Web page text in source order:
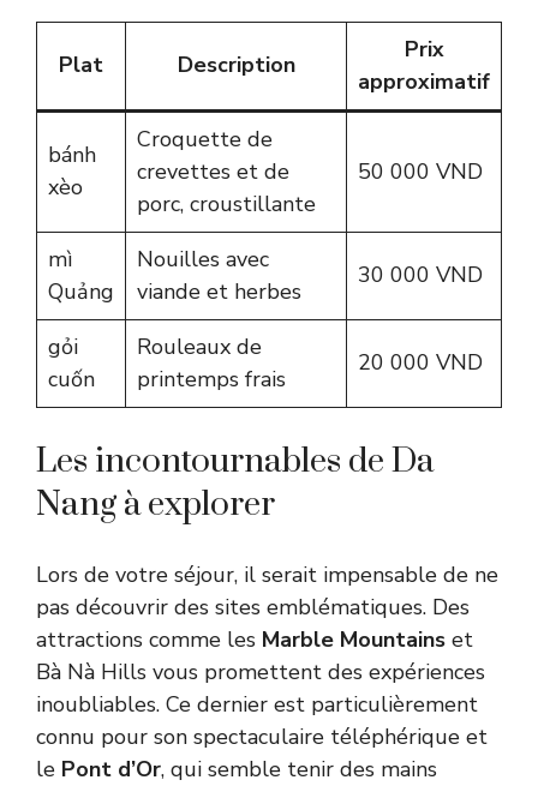
Plat Description
Prix
approximatif
bánh
xèo
Croquette de
crevettes et de
porc, croustillante
50 000 VND
mì
Quảng
Nouilles avec
viande et herbes
30 000 VND
gỏi
cuốn
Rouleaux de
printemps frais
20 000 VND
Les incontournables de Da
Nang à explorer
Lors de votre séjour, il serait impensable de ne
pas découvrir des sites emblématiques. Des
attractions comme les Marble Mountains et
Bà Nà Hills vous promettent des expériences
inoubliables. Ce dernier est particulièrement
connu pour son spectaculaire téléphérique et
le Pont d’Or, qui semble tenir des mains